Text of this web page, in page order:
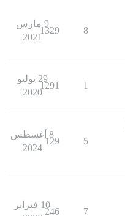
8
1329
9 مارس
2021
1
1291
29 يوليو
2020
5
129
8 أغسطس
2024
7
246
10 فبراير